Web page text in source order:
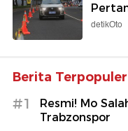
detikOto
Berita Terpopuler
#1
Resmi! Mo
Trabzonspor